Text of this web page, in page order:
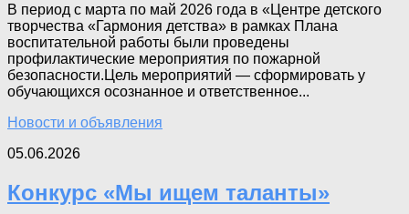
В период с марта по май 2026 года в «Центре детского
творчества «Гармония детства» в рамках Плана
воспитательной работы были проведены
профилактические мероприятия по пожарной
безопасности.Цель мероприятий — сформировать у
обучающихся осознанное и ответственное...
Новости и объявления
05.06.2026
Конкурс «Мы ищем таланты»